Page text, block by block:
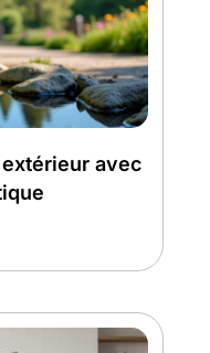
extérieur avec